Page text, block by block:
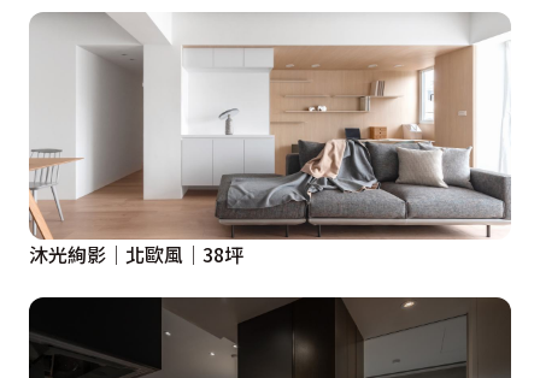
沐光絢影│北歐風│38坪